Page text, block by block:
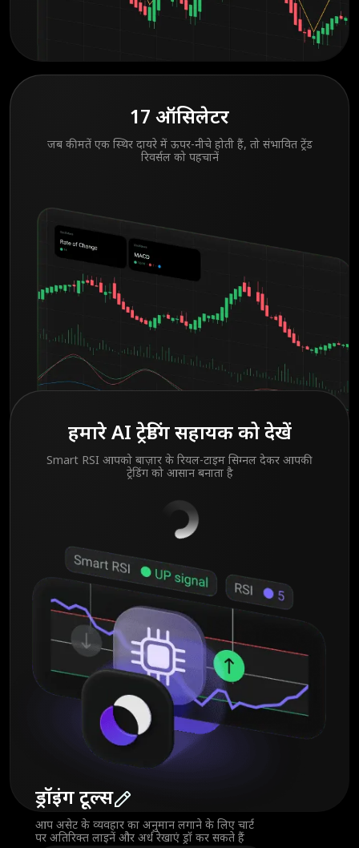
17 ऑसिलेटर
जब कीमतें एक स्थिर दायरे में ऊपर-नीचे होती हैं, तो संभावित ट्रेंड
रिवर्सल को पहचानें
हमारे AI ट्रेडिंग सहायक को देखें
Smart RSI आपको बाज़ार के रियल-टाइम सिग्नल देकर आपकी
ट्रेडिंग को आसान बनाता है
ड्रॉइंग टूल्स
आप असेट के व्यवहार का अनुमान लगाने के लिए चार्ट
पर अतिरिक्त लाइनें और अर्ध रेखाएं ड्रॉ कर सकते हैं